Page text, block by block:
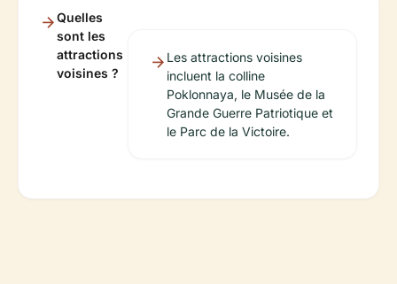
Quelles
sont les
attractions
voisines ?
Les attractions voisines
incluent la colline
Poklonnaya, le Musée de la
Grande Guerre Patriotique et
le Parc de la Victoire.